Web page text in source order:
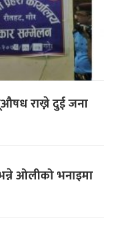
राख्ने दुई जना
ओलीको भनाइमा